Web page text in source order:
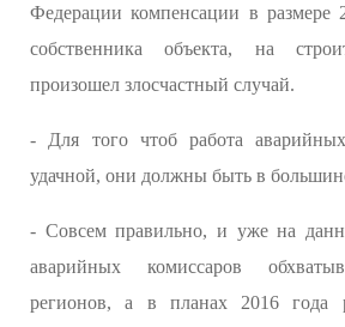
Федерации компенсации в размере
собственника объекта, на
произошел злосчастный случай.
- Для того чтоб работа
удачной, они должны быть в
- Совсем правильно, и уже на
аварийных комиссаров
регионов, а в планах 2016 года